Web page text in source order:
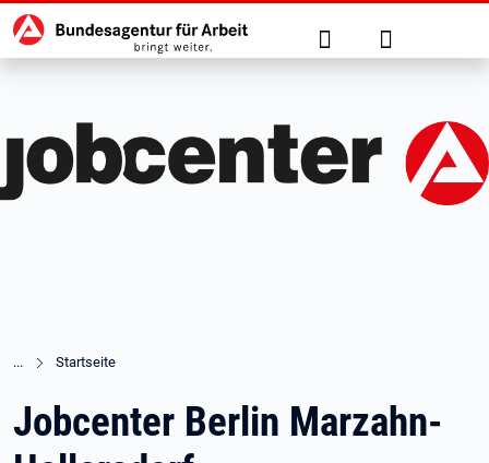
zu den Hauptinhalten springen
Hauptnavigation Suche Anmelden
Startseite
Jobcenter Berlin Marzahn-